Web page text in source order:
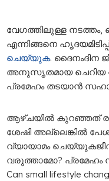
വേഗത്തിലുള്ള നടത്തം,
എന്നിങ്ങനെ
ചെയ്യുക. ദൈനംദിന
അനുസൃതമായ ചെറിയ
പ്രമേഹം തടയാന്‍
ആഴ്ചയില്‍ കുറഞ്ഞത്
ശേഷി അല്ലെങ്കില്‍
വ്യായാമം
വരുത്താമോ? പ്രമേഹം
Can small lifestyle